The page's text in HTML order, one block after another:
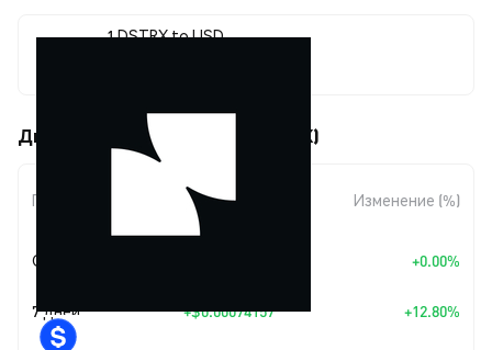
1 DSTRX to USD
Движения цены Districts (DSTRX)
Период
Изменение
суммы
Изменение (%)
Сегодня +0.00%
7 дней +$0.00074157 +12.80%